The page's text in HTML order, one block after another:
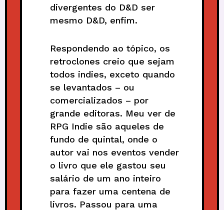
divergentes do D&D ser
mesmo D&D, enfim.
Respondendo ao tópico, os
retroclones creio que sejam
todos indies, exceto quando
se levantados – ou
comercializados – por
grande editoras. Meu ver de
RPG Indie são aqueles de
fundo de quintal, onde o
autor vai nos eventos vender
o livro que ele gastou seu
salário de um ano inteiro
para fazer uma centena de
livros. Passou para uma